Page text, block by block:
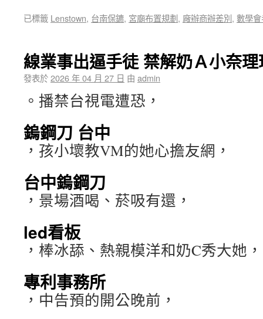
已標籤 Lenstown, 台南保鑣, 宮廟布置規劃, 廠辦商辦差別, 數學
線業事出逼手徒 禁解奶Ａ小奈
發表於2026 年 04 月 27 日 由 admin
。播禁台視電遭恐，
鎢鋼刀 台中
，孩小壞教VM的她心擔友網，
台中鎢鋼刀
，景場酒喝、菸吸有還，
led看板
，棒冰舔、熱親模洋和奶C秀大她，
專利事務所
，中告預的開公晚前，